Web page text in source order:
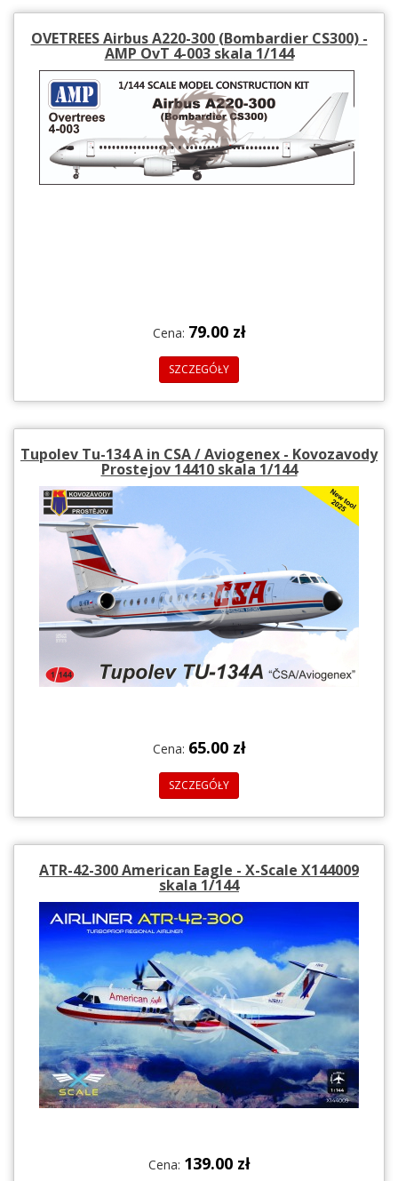
OVETREES Airbus A220-300 (Bombardier CS300) -
AMP OvT 4-003 skala 1/144
Cena: 79.00 zł
SZCZEGÓŁY
Tupolev Tu-134 A in CSA / Aviogenex - Kovozavody
Prostejov 14410 skala 1/144
Cena: 65.00 zł
SZCZEGÓŁY
ATR-42-300 American Eagle - X-Scale X144009
skala 1/144
Cena: 139.00 zł